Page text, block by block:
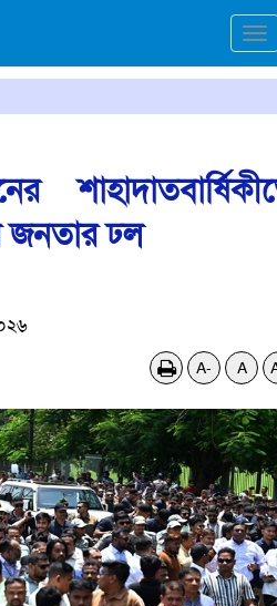
জনতার ঢল
A- A